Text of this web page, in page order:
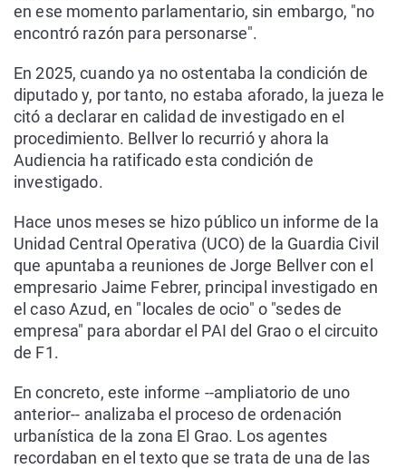
en ese momento parlamentario, sin embargo, "no
encontró razón para personarse".
En 2025, cuando ya no ostentaba la condición de
diputado y, por tanto, no estaba aforado, la jueza le
citó a declarar en calidad de investigado en el
procedimiento. Bellver lo recurrió y ahora la
Audiencia ha ratificado esta condición de
investigado.
Hace unos meses se hizo público un informe de la
Unidad Central Operativa (UCO) de la Guardia Civil
que apuntaba a reuniones de Jorge Bellver con el
empresario Jaime Febrer, principal investigado en
el caso Azud, en "locales de ocio" o "sedes de
empresa" para abordar el PAI del Grao o el circuito
de F1.
En concreto, este informe --ampliatorio de uno
anterior-- analizaba el proceso de ordenación
urbanística de la zona El Grao. Los agentes
recordaban en el texto que se trata de una de las